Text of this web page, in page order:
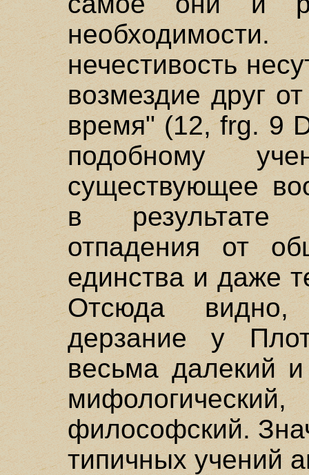
нечестивость
возмездие друг
время" (12, frg. 9
подобному
существующее
в результате
отпадения от
единства и даже
Отсюда видно,
дерзание у
весьма далекий
философский.
типичных учений